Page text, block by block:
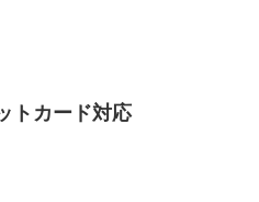
トカード対応